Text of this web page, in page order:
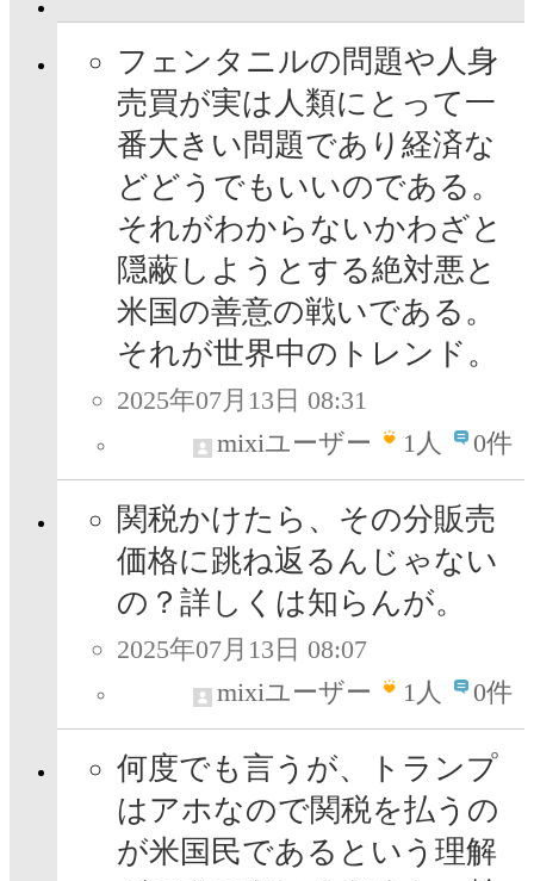
フェンタニルの問題や人身
売買が実は人類にとって一
番大きい問題であり経済な
どどうでもいいのである。
それがわからないかわざと
隠蔽しようとする絶対悪と
米国の善意の戦いである。
それが世界中のトレンド。
2025年07月13日 08:31
mixiユーザー
1人 0件
関税かけたら、その分販売
価格に跳ね返るんじゃない
の？詳しくは知らんが。
2025年07月13日 08:07
mixiユーザー
1人 0件
何度でも言うが、トランプ
はアホなので関税を払うの
が米国民であるという理解